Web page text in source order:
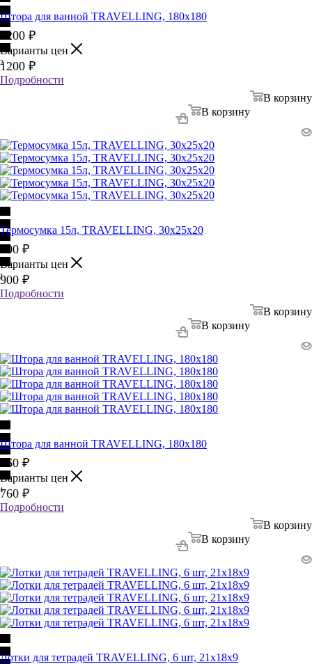
2
Штора для ванной TRAVELLING, 180х180
1200 ₽
Варианты цен
1200 ₽
Подробности
В корзину
В корзину
1
Термосумка 15л, TRAVELLING, 30х25х20
900 ₽
Варианты цен
900 ₽
Подробности
В корзину
В корзину
1
Штора для ванной TRAVELLING, 180х180
760 ₽
Варианты цен
760 ₽
Подробности
В корзину
В корзину
Лотки для тетрадей TRAVELLING, 6 шт, 21х18х9